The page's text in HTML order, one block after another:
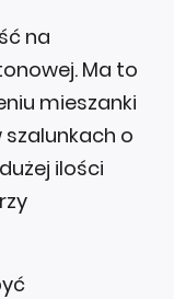
na
Ma to
mieszanki
o
ilości